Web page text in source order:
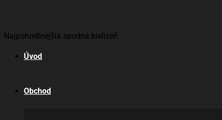
Najpohodlnejšia spodná bielizeň
Úvod
Obchod